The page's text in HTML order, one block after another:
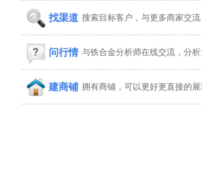
找渠道 搜索目标客户，与更多商家交流
问行情 与铁合金分析师在线交流，分
建商铺 拥有商铺，可以更好更直接的展